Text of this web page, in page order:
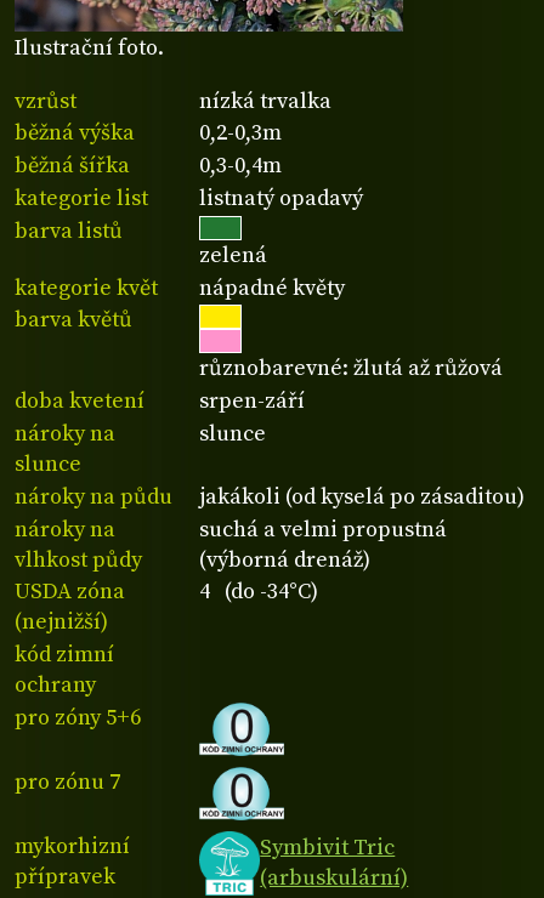
Ilustrační foto.
vzrůst
nízká trvalka
běžná výška
0,2-0,3m
běžná šířka
0,3-0,4m
kategorie list
listnatý opadavý
barva listů
zelená
kategorie květ
nápadné květy
barva květů
různobarevné: žlutá až růžová
doba kvetení
srpen-září
nároky na
slunce
slunce
nároky na půdu
jakákoli (od kyselá po zásaditou)
nároky na
vlhkost půdy
suchá a velmi propustná
(výborná drenáž)
USDA zóna
(nejnižší)
4 (do -34°C)
kód zimní
ochrany
pro zóny 5+6
pro zónu 7
mykorhizní
přípravek
Symbivit Tric
(arbuskulární)